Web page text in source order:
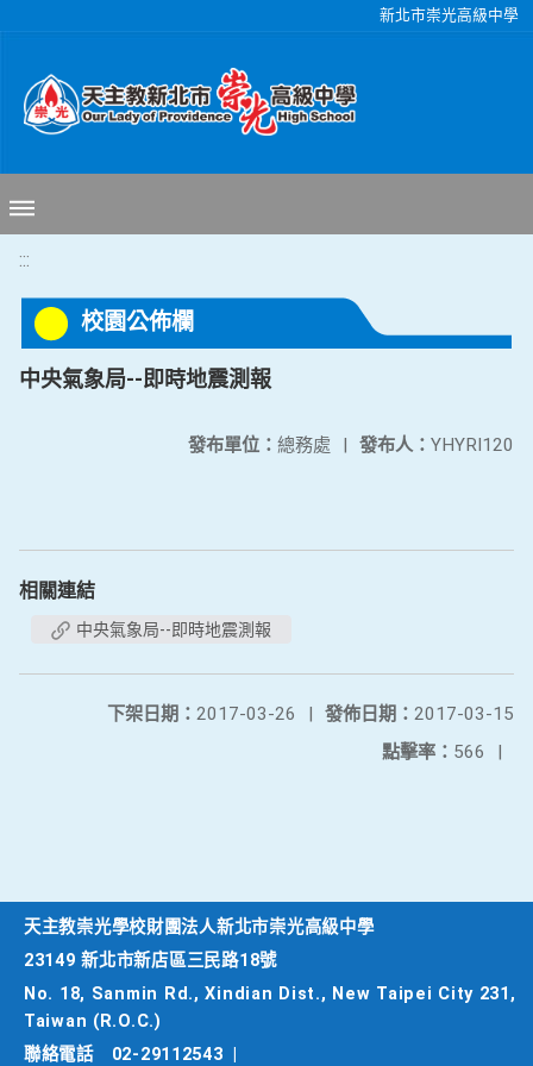
新北市崇光高級中學
:::
校園公佈欄
中央氣象局--即時地震測報
發布人： YHYRI120
發布單位： 總務處 |
相關連結
中央氣象局--即時地震測報
發佈日期： 2017-03-15
下架日期： 2017-03-26
|
點擊率： 566 |
天主教崇光學校財團法人新北市崇光高級中學
23149 新北市新店區三民路18號
No. 18, Sanmin Rd., Xindian Dist., New Taipei City 231,
Taiwan (R.O.C.)
聯絡電話
02-29112543